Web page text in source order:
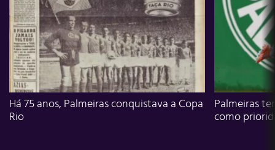
Há 75 anos, Palmeiras conquistava a Copa
Rio
Palmeiras
como